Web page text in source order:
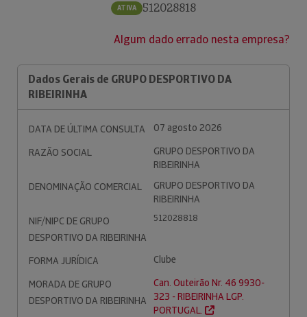
ATIVA 512028818
Algum dado errado nesta empresa?
Dados Gerais de GRUPO DESPORTIVO DA
RIBEIRINHA
DATA DE ÚLTIMA CONSULTA
07 agosto 2026
RAZÃO SOCIAL
GRUPO DESPORTIVO DA
RIBEIRINHA
DENOMINAÇÃO COMERCIAL
GRUPO DESPORTIVO DA
RIBEIRINHA
NIF/NIPC DE GRUPO
DESPORTIVO DA RIBEIRINHA
512028818
FORMA JURÍDICA
Clube
MORADA DE GRUPO
DESPORTIVO DA RIBEIRINHA
Can. Outeirão Nr. 46 9930-
323 - RIBEIRINHA LGP.
PORTUGAL.